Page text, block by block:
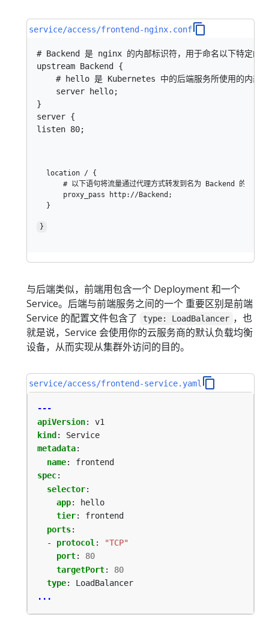
service/access/frontend-nginx.conf
# Backend 是 nginx 的内部标识符，用于命名以下特定的
upstream Backend {
# hello 是 Kubernetes 中的后端服务所使用的内部
    server hello;
server {
listen 80;
location / {
    # 以下语句将流量通过代理方式转发到名为 Backend 的上游
    proxy_pass http://Backend;
}
与后端类似，前端用包含一个 Deployment 和一个
Service。后端与前端服务之间的一个 重要区别是前端
Service 的配置文件包含了
type: LoadBalancer ，也
就是说，Service 会使用你的云服务商的默认负载均衡
设备，从而实现从集群外访问的目的。
service/access/frontend-service.yaml
---
apiVersion:
v1
kind :
Service
metadata:
name:
frontend
spec:
selector:
app:
hello
tier:
frontend
ports:
- protocol :
"TCP"
port:
80
targetPort:
80
type:
LoadBalancer
...